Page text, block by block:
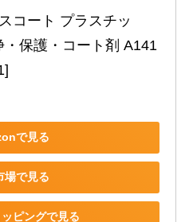
コート プラスチッ
保護・コート剤 A141
で見る
場で見る
ピングで見る